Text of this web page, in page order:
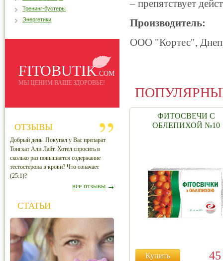
– препятствует
Производитель:
ООО "Кортес",
ФИТОСВЕЧИ С
ОБЛЕПИХОЙ №10
Купить
Тренинг-бустеры
Энергетики
FITOBUTIK.COM
МЫ ЦЕНИМ ВАШЕ ЗДОРОВЬЕ!
ОТЗЫВЫ
Добрый день. Покупал у Вас препарат
Тонгкат Али Лайт. Хотел спросить в
сколько раз повышается содержание
тестостерона в крови? Что означает
(25:1)?
все отзывы
СТАТЬИ